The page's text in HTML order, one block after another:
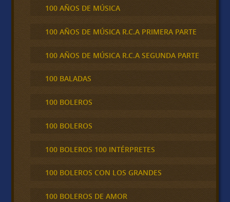
100 AÑOS DE MÚSICA
100 AÑOS DE MÚSICA R.C.A PRIMERA PARTE
100 AÑOS DE MÚSICA R.C.A SEGUNDA PARTE
100 BALADAS
100 BOLEROS
100 BOLEROS
100 BOLEROS 100 INTÉRPRETES
100 BOLEROS CON LOS GRANDES
100 BOLEROS DE AMOR